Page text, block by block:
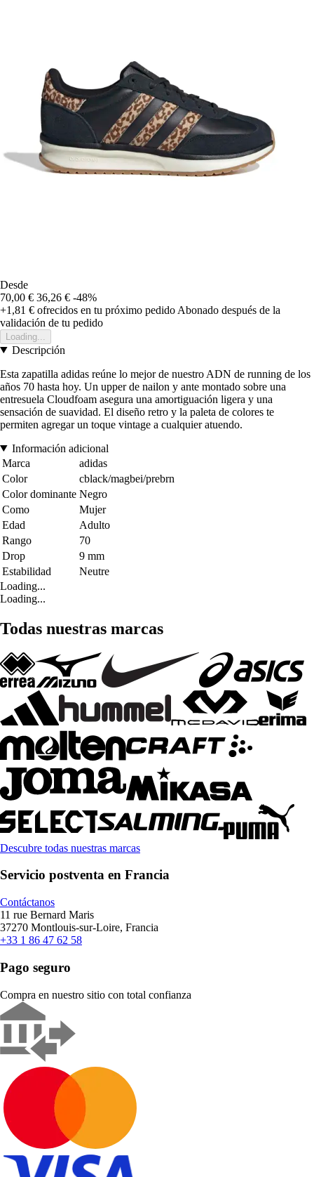
Desde
70,00 € 36,26 € -48%
+1,81 € ofrecidos en tu próximo pedido Abonado después de la
validación de tu pedido
Loading...
Descripción
Esta zapatilla adidas reúne lo mejor de nuestro ADN de running de los
años 70 hasta hoy. Un upper de nailon y ante montado sobre una
entresuela Cloudfoam asegura una amortiguación ligera y una
sensación de suavidad. El diseño retro y la paleta de colores te
permiten agregar un toque vintage a cualquier atuendo.
Información adicional
Marca
adidas
Color
cblack/magbei/prebrn
Color dominante Negro
Como
Mujer
Edad
Adulto
Rango
70
Drop
9 mm
Estabilidad
Neutre
Loading...
Loading...
Todas nuestras marcas
Descubre todas nuestras marcas
Servicio postventa en Francia
Contáctanos
11 rue Bernard Maris
37270 Montlouis-sur-Loire, Francia
+33 1 86 47 62 58
Pago seguro
Compra en nuestro sitio con total confianza